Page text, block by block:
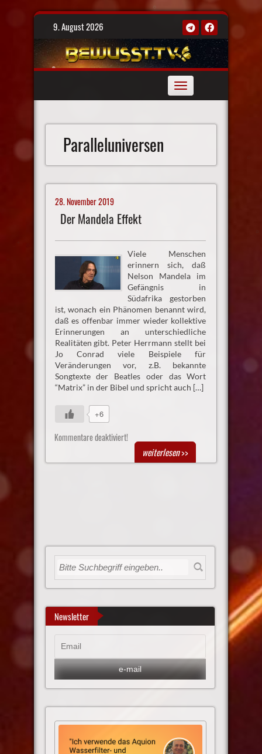
Skip
9. August 2026
Toggle
navigation
Paralleluniversen
28. November 2019
Der Mandela Effekt
Viele Menschen
erinnern sich, daß
Nelson Mandela im
Gefängnis in
Südafrika gestorben
ist, wonach ein Phänomen benannt wird,
daß es offenbar immer wieder kollektive
Erinnerungen an unterschiedliche
Realitäten gibt. Peter Herrmann stellt bei
Jo Conrad viele Beispiele für
Veränderungen vor, z.B. bekannte
Songtexte der Beatles oder das Wort
“Matrix” in der Bibel und spricht auch […]
+6
Kommentare deaktiviert!
weiterlesen>>
Newsletter